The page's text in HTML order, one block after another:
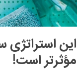
این
مؤثرتر است!